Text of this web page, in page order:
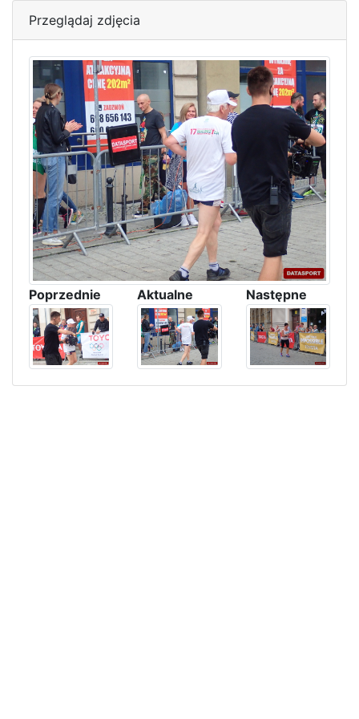
Przeglądaj zdjęcia
Poprzednie Aktualne Następne